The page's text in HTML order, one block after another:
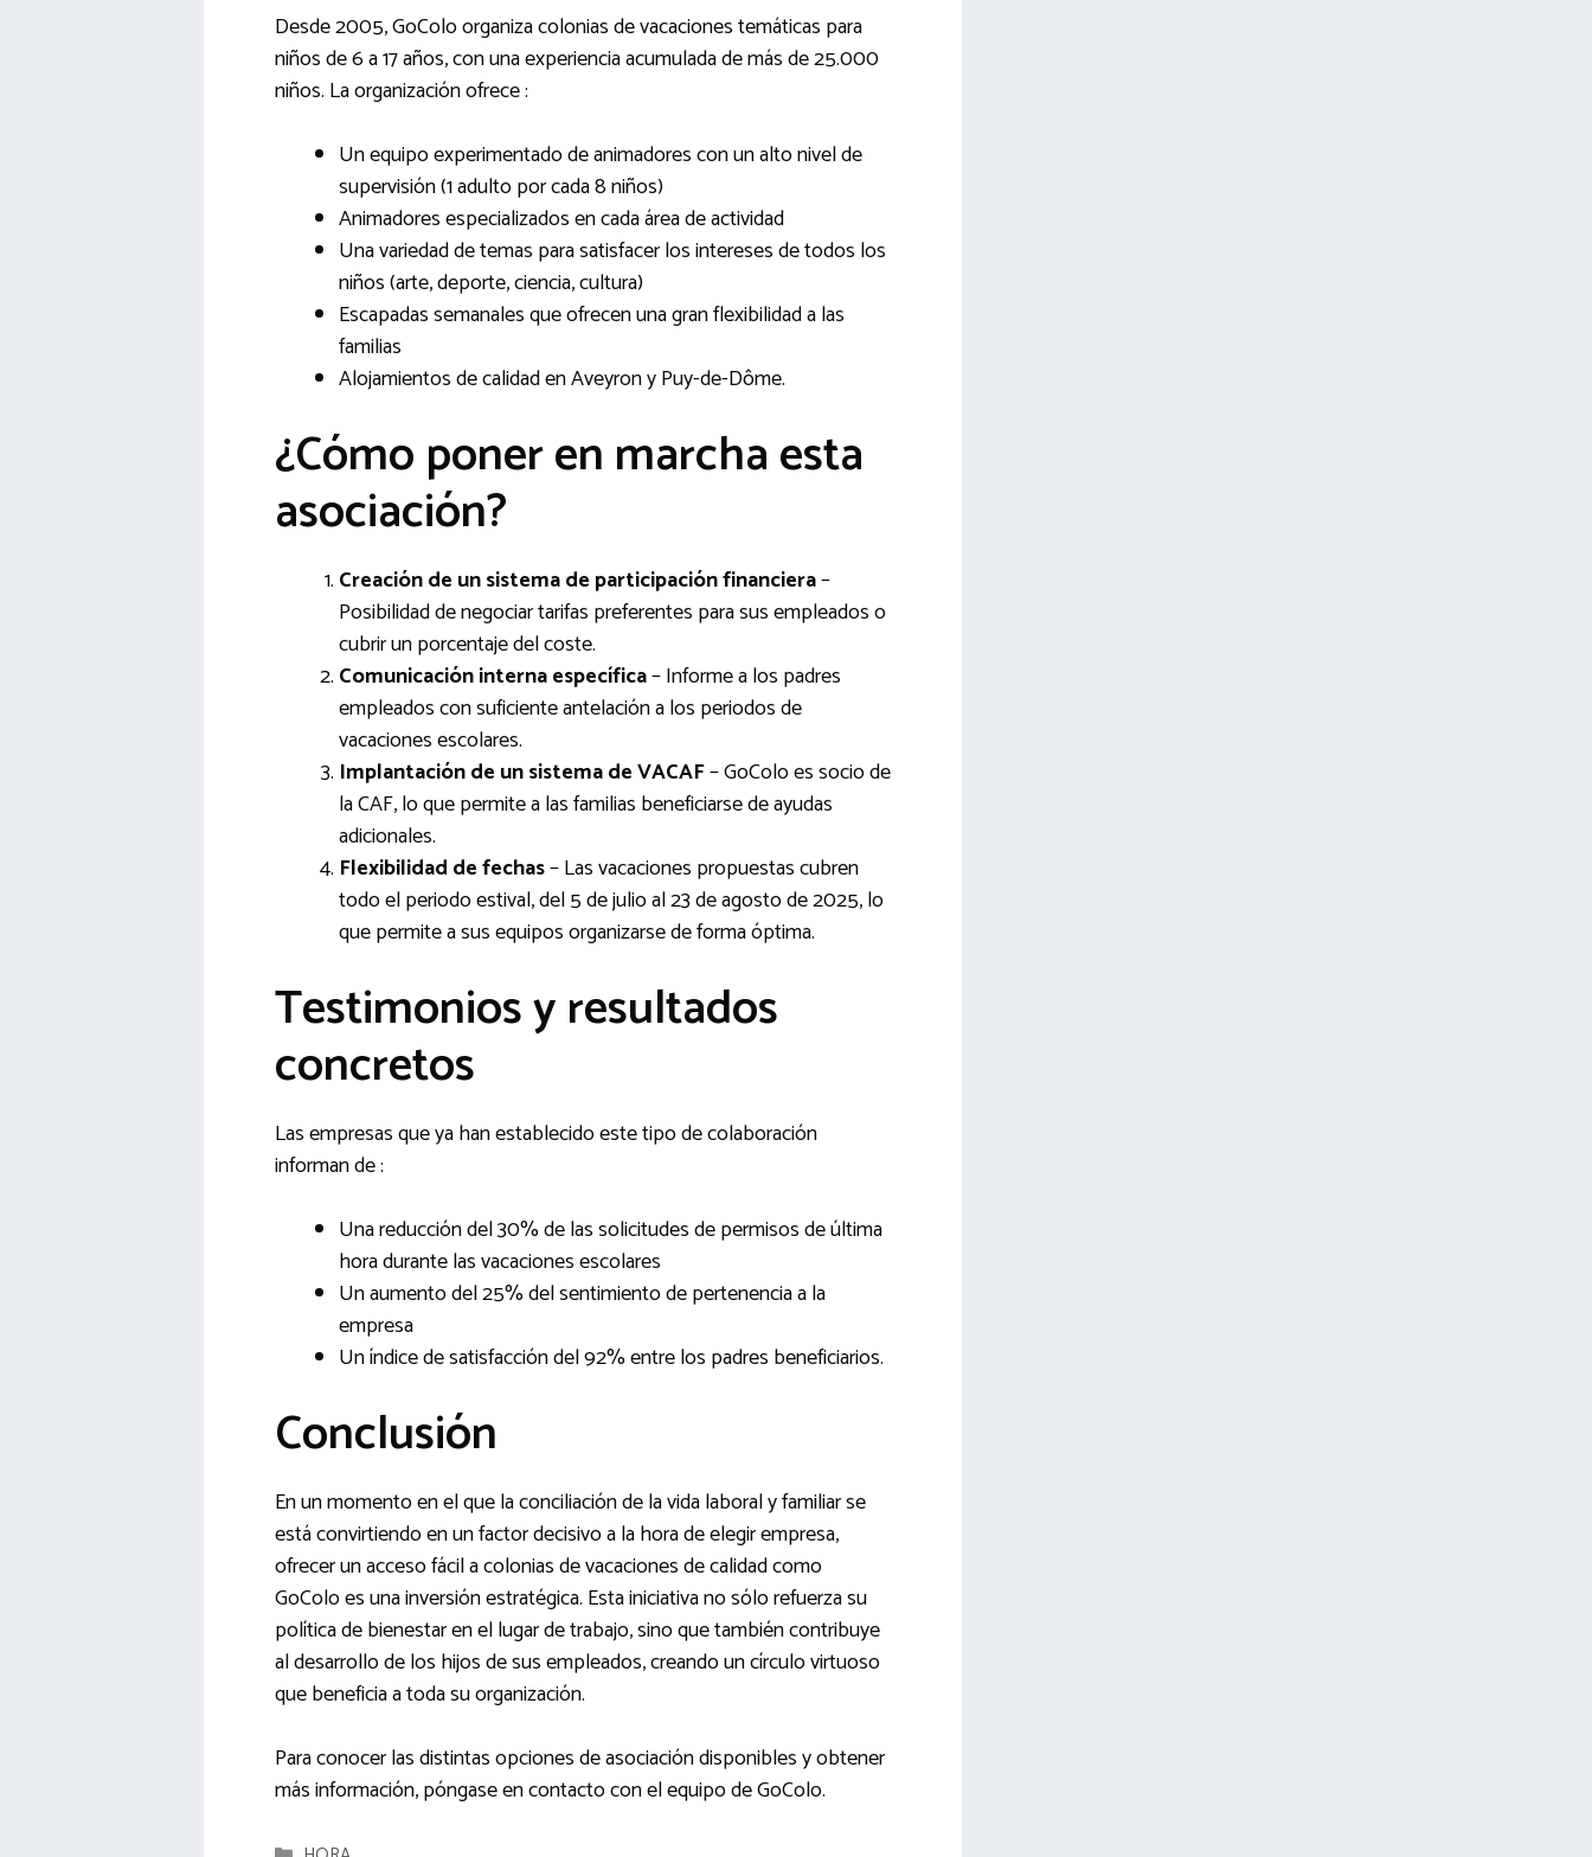
Desde 2005, GoColo organiza colonias de vacaciones temáticas para
niños de 6 a 17 años, con una experiencia acumulada de más de 25.000
niños. La organización ofrece :
Un equipo experimentado de animadores con un alto nivel de
supervisión (1 adulto por cada 8 niños)
Animadores especializados en cada área de actividad
Una variedad de temas para satisfacer los intereses de todos los
niños (arte, deporte, ciencia, cultura)
Escapadas semanales que ofrecen una gran flexibilidad a las
familias
Alojamientos de calidad en Aveyron y Puy-de-Dôme.
¿Cómo poner en marcha esta
asociación?
Creación de un sistema de participación financiera–
Posibilidad de negociar tarifas preferentes para sus empleados o
cubrir un porcentaje del coste.
Comunicación interna específica– Informe a los padres
empleados con suficiente antelación a los periodos de
vacaciones escolares.
Implantación de un sistema de VACAF– GoColo es socio de
la CAF, lo que permite a las familias beneficiarse de ayudas
adicionales.
Flexibilidad de fechas– Las vacaciones propuestas cubren
todo el periodo estival, del 5 de julio al 23 de agosto de 2025, lo
que permite a sus equipos organizarse de forma óptima.
Testimonios y resultados
concretos
Las empresas que ya han establecido este tipo de colaboración
informan de :
Una reducción del 30% de las solicitudes de permisos de última
hora durante las vacaciones escolares
Un aumento del 25% del sentimiento de pertenencia a la
empresa
Un índice de satisfacción del 92% entre los padres beneficiarios.
Conclusión
En un momento en el que la conciliación de la vida laboral y familiar se
está convirtiendo en un factor decisivo a la hora de elegir empresa,
ofrecer un acceso fácil a colonias de vacaciones de calidad como
GoColo es una inversión estratégica. Esta iniciativa no sólo refuerza su
política de bienestar en el lugar de trabajo, sino que también contribuye
al desarrollo de los hijos de sus empleados, creando un círculo virtuoso
que beneficia a toda su organización.
Para conocer las distintas opciones de asociación disponibles y obtener
más información, póngase en contacto con el equipo de GoColo.